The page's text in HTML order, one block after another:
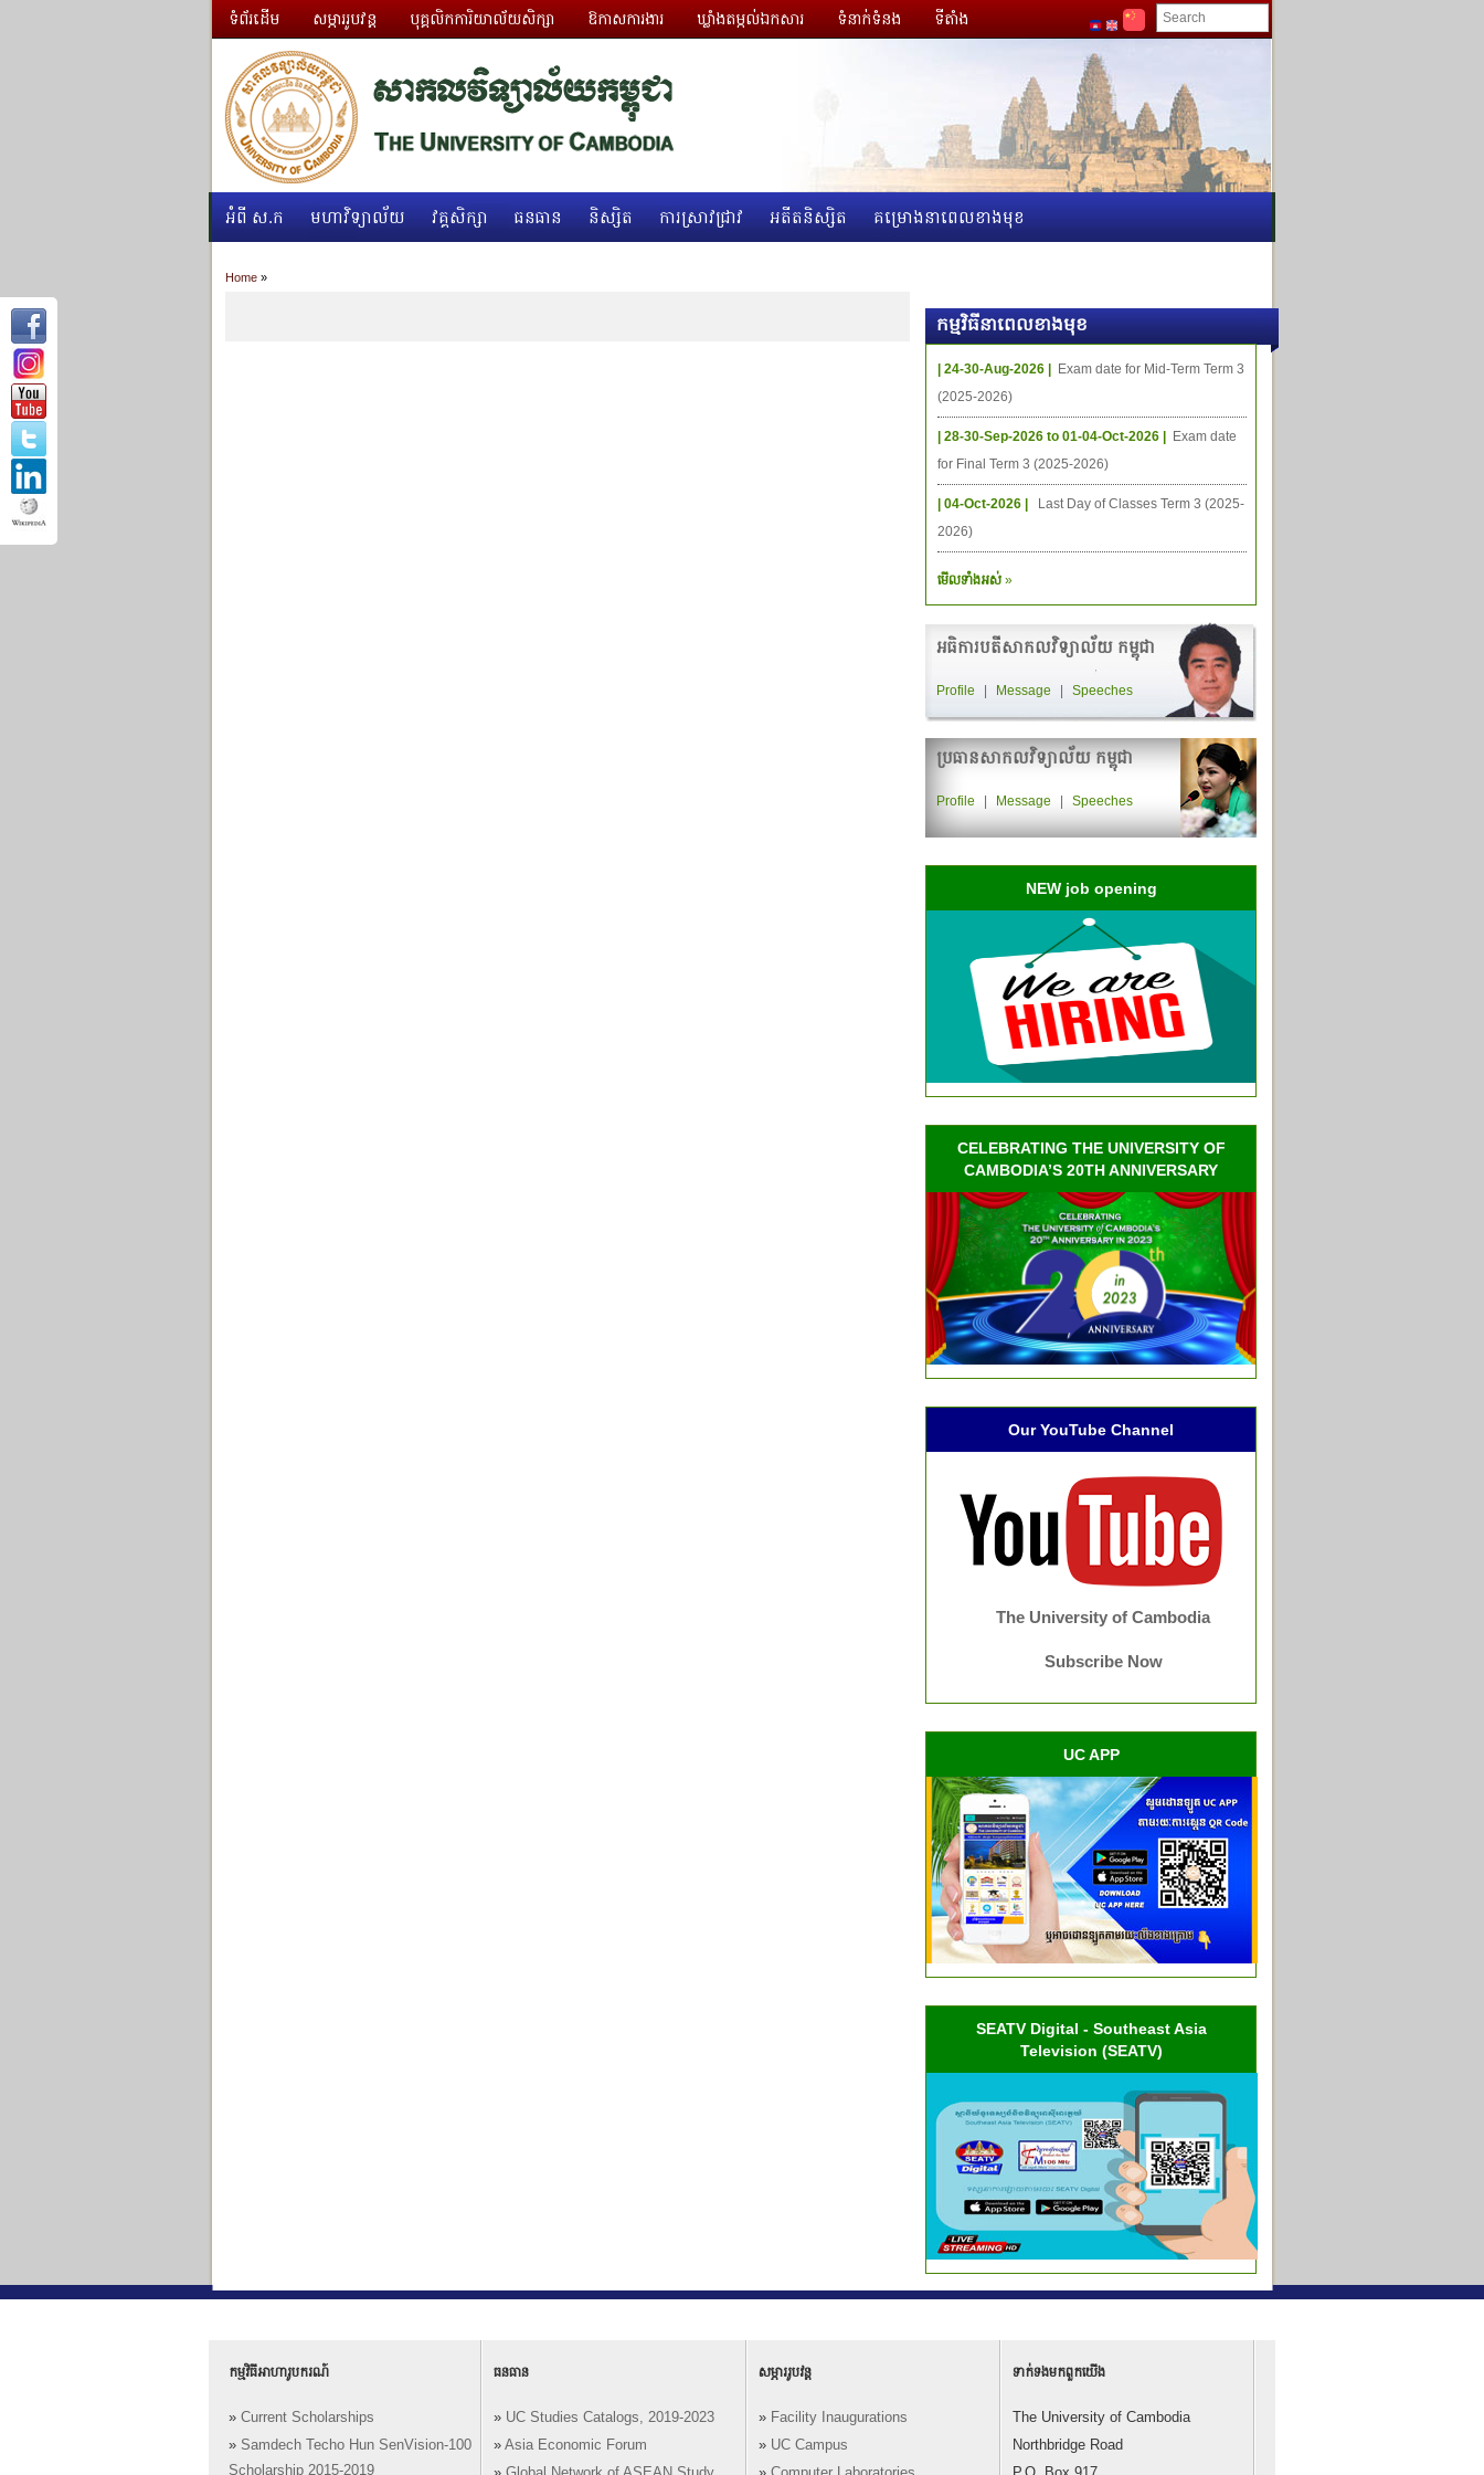
ទំព័រដើម សម្ភាររូបវន្ត បុគ្គលិកការិយាល័យសិក្សា ឱកាសការងារ ឃ្លាំងតម្កល់ឯកសារ ទំនាក់ទំនង ទីតាំង
អំពី ស.ក មហាវិទ្យាល័យ វគ្គសិក្សា ធនធាន និស្សិត ការស្រាវជ្រាវ អតីតនិស្សិត គម្រោងនាពេលខាងមុខ
Home »
កម្មវិធីនាពេលខាងមុខ
| 24-30-Aug-2026 |
Exam date for Mid-Term Term 3
(2025-2026)
| 28-30-Sep-2026 to 01-04-Oct-2026 |
Exam date
for Final Term 3 (2025-2026)
| 04-Oct-2026 |
Last Day of Classes Term 3 (2025-
2026)
មើលទាំងអស់ »
អធិការបតីសាកលវិទ្យាល័យ កម្ពុជា
Profile Message Speeches
ប្រធានសាកលវិទ្យាល័យ កម្ពុជា
Profile Message Speeches
NEW job opening
CELEBRATING THE UNIVERSITY OF
CAMBODIA’S 20TH ANNIVERSARY
Our YouTube Channel
The University of Cambodia
Subscribe Now
UC APP
SEATV Digital - Southeast Asia
Television (SEATV)
កម្មវិធីអាហារូបករណ៍
» Current Scholarships
» Samdech Techo Hun SenVision-100
Scholarship 2015-2019
ធនធាន
» UC Studies Catalogs, 2019-2023
» Asia Economic Forum
សម្ភាររូបវន្ត
» Facility Inaugurations
» UC Campus
ទាក់ទង​មក​ពួក​យើង
The University of Cambodia
Northbridge Road